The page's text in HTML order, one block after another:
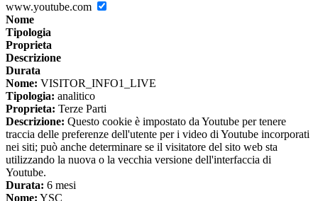
www.youtube.com
Nome
Tipologia
Proprieta
Descrizione
Durata
Nome: VISITOR_INFO1_LIVE
Tipologia: analitico
Proprieta: Terze Parti
Descrizione: Questo cookie è impostato da Youtube per tenere
traccia delle preferenze dell'utente per i video di Youtube incorporati
nei siti; può anche determinare se il visitatore del sito web sta
utilizzando la nuova o la vecchia versione dell'interfaccia di
Youtube.
Durata: 6 mesi
Nome: YSC